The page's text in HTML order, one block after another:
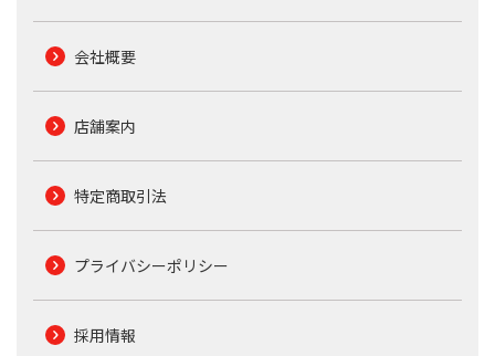
会社概要
店舗案内
特定商取引法
プライバシーポリシー
採用情報